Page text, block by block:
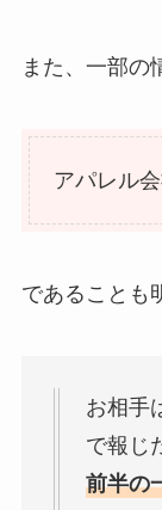
また、一部の
アパレル
であることも
お相手
で報じ
前半の